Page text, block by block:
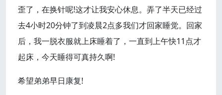
歪了，在换针呢!这才让我安心休息。弄了半天已经过
去4小时20分钟了到凌晨2点多我们才回家睡觉。回家
后，我一脱衣服就上床睡着了，一直到上午快11点才
起床，今天睡得可真持久啊!
希望弟弟早日康复!